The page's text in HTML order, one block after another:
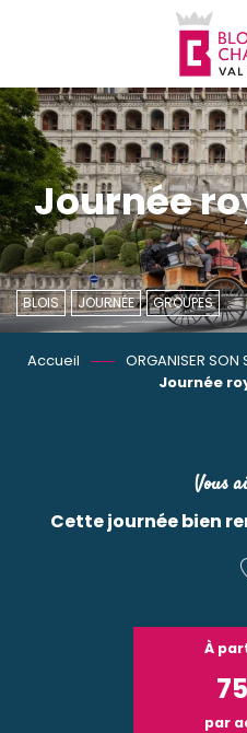
principal
Journée
BLOIS JOURNÉE GROUPES
Accueil ORGANISER SON
Journée
Vous
Cette journée bien
À
75
par